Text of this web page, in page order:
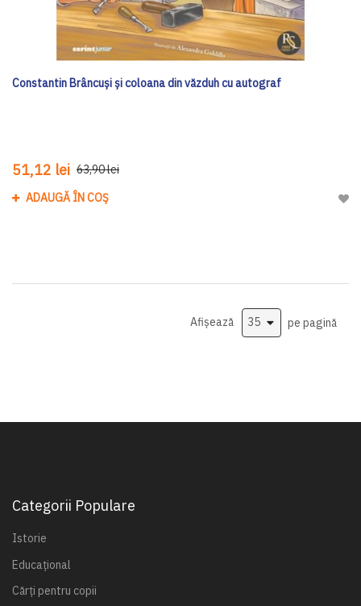
Constantin Brâncuși și coloana din văzduh cu autograf
51,12 lei 63,90 lei
ADAUGĂ ÎN COȘ
Afișează pe pagină
Categorii Populare
Istorie
Educațional
Cărți pentru copii